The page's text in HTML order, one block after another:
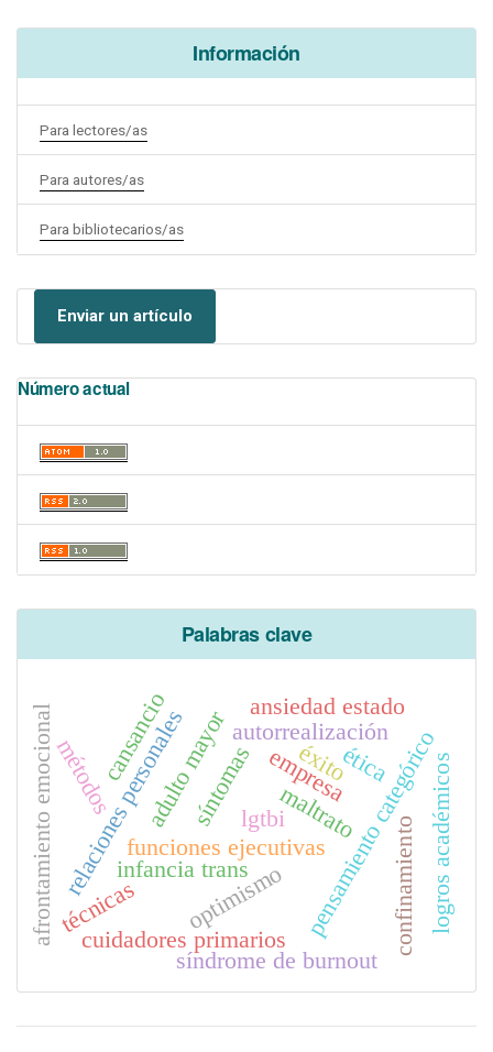
Información
Para lectores/as
Para autores/as
Para bibliotecarios/as
Enviar un artículo
Número actual
Palabras clave
funciones ejecutivaspensamiento categórico
empresa
éxito
autorrealización
relaciones personalesoptimismo
adulto mayor
afrontamiento emocional síntomas
cuidadores primarios
ansiedad estado
maltrato
métodos
confinamiento
síndrome de burnout
cansancio
infancia trans
lgtbi
técnicas
ética logros académicos